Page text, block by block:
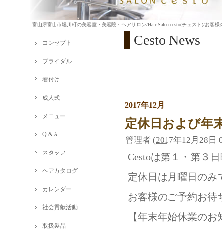
富山県富山市堀川町の美容室・美容院・ヘアサロン/Hair Salon cesto(チェスト)/お客
Cesto News
2017年12月
定休日および年
管理者 (2017年12月28日
Cestoは第１・第３
定休日は月曜日のみ
お客様のご予約お待
【年末年始休業のお
コンセプト
ブライダル
着付け
成人式
メニュー
Q & A
スタッフ
ヘアカタログ
カレンダー
社会貢献活動
取扱製品